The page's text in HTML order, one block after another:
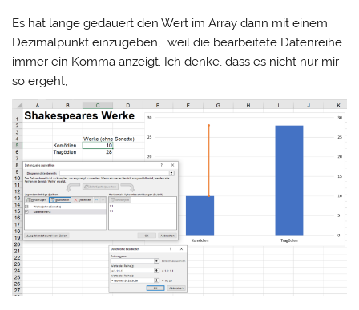
Es hat lange gedauert den Wert im Array dann mit einem
Dezimalpunkt einzugeben,….weil die bearbeitete Datenreihe
immer ein Komma anzeigt. Ich denke, dass es nicht nur mir
so ergeht,